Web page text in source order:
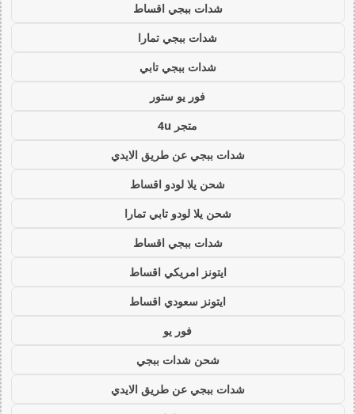
شدات ببجي اقساط
شدات ببجي تمارا
شدات ببجي تابي
فور يو ستور
متجر 4u
شدات ببجي عن طريق الايدي
شحن يلا لودو اقساط
شحن يلا لودو تابي تمارا
شدات ببجي اقساط
ايتونز امريكي اقساط
ايتونز سعودي اقساط
فور يو
شحن شدات ببجي
شدات ببجي عن طريق الايدي